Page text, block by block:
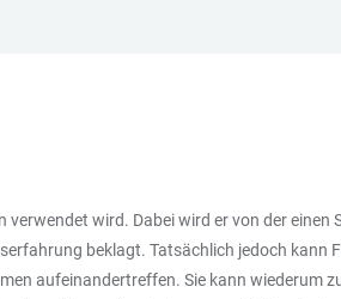
verwendet wird. Dabei wird er von der
beklagt. Tatsächlich jedoch
aufeinandertreffen. Sie kann